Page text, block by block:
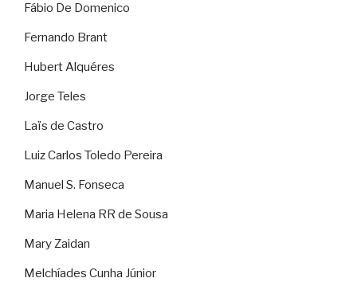
Fábio De Domenico
Fernando Brant
Hubert Alquéres
Jorge Teles
Laïs de Castro
Luiz Carlos Toledo Pereira
Manuel S. Fonseca
Maria Helena RR de Sousa
Mary Zaidan
Melchíades Cunha Júnior